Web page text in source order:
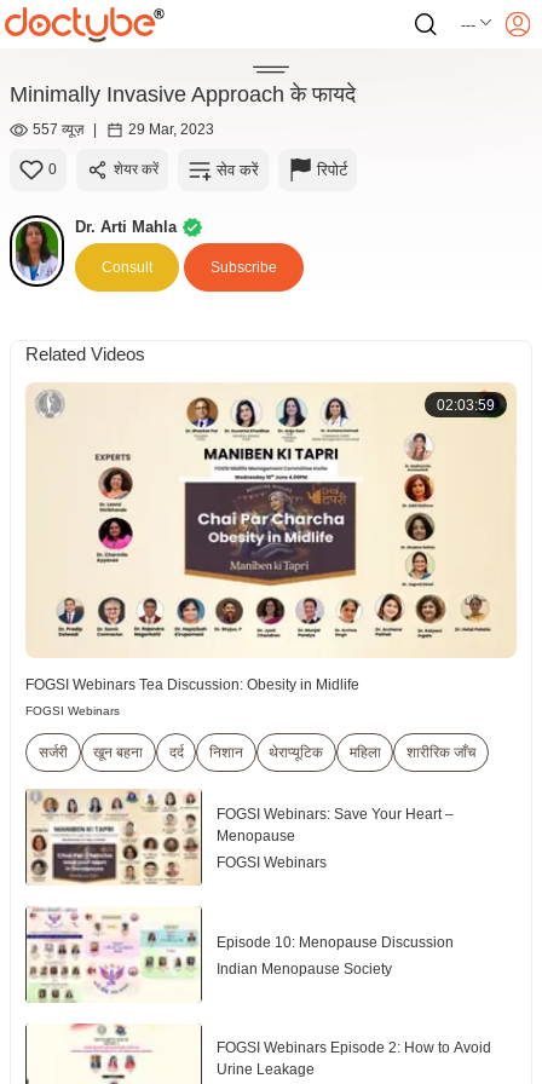
---
Minimally Invasive Approach के फायदे
557 व्यूज़ | 29 Mar, 2023
0 शेयर करें सेव करें रिपोर्ट
Dr. Arti Mahla
Consult Subscribe
Related Videos
02:03:59
FOGSI Webinars Tea Discussion: Obesity in Midlife
FOGSI Webinars
सर्जरी खून बहना दर्द निशान थेराप्यूटिक महिला शारीरिक जाँच
FOGSI Webinars: Save Your Heart –
Menopause
FOGSI Webinars
Episode 10: Menopause Discussion
Indian Menopause Society
FOGSI Webinars Episode 2: How to Avoid
Urine Leakage